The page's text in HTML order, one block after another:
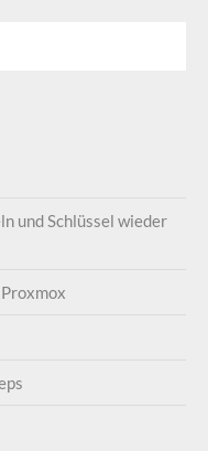
und Schlüssel wieder